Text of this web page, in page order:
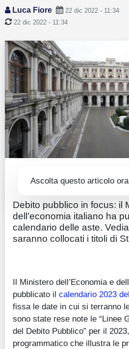
Servizi
Education
Guide
Quotazioni
Conto IG
Guru Monitor
Stagionalità
Luca Fiore
22 dic 2022 - 11:34
22 dic 2022 - 11:34
Ascolta questo articolo
Debito pubblico in focus: il
dell’economia italiano ha
calendario delle aste.
saranno collocati i titoli di
Il Ministero dell’Economia e
pubblicato il calendario 2023
fissa le date in cui si terranno
sono state rese note le “Linee
del Debito Pubblico” per il
programmatico che illustra le